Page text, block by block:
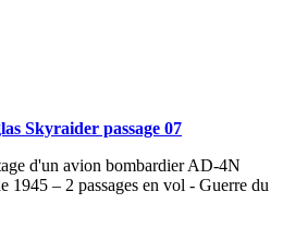
Skyraider passage 07
d'un avion bombardier AD-4N
1945 – 2 passages en vol - Guerre du